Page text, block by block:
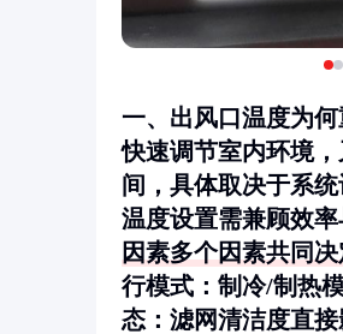
一、出风口温度为
快速调节室内环境
间，具体取决于系
温度设置需兼顾效
因素多个因素共同
行模式 ：制冷/制热
态 ：滤网清洁度直